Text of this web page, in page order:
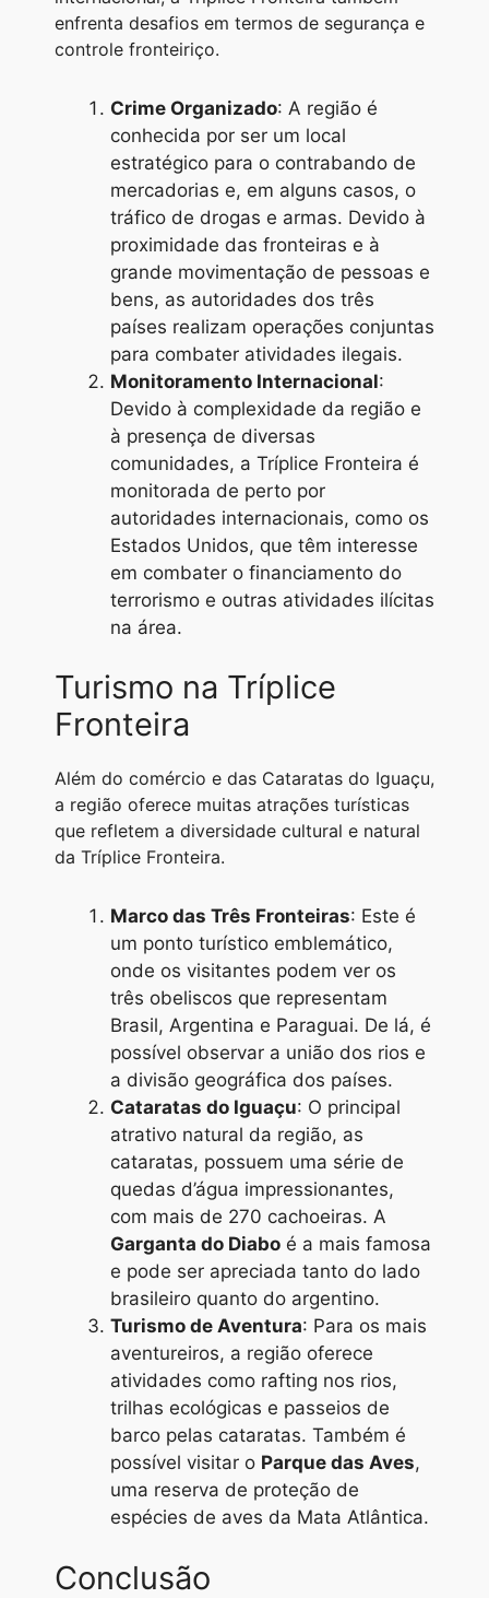
enfrenta desafios em termos de segurança e
controle fronteiriço.
Crime Organizado: A região é
conhecida por ser um local
estratégico para o contrabando de
mercadorias e, em alguns casos, o
tráfico de drogas e armas. Devido à
proximidade das fronteiras e à
grande movimentação de pessoas e
bens, as autoridades dos três
países realizam operações conjuntas
para combater atividades ilegais.
Monitoramento Internacional:
Devido à complexidade da região e
à presença de diversas
comunidades, a Tríplice Fronteira é
monitorada de perto por
autoridades internacionais, como os
Estados Unidos, que têm interesse
em combater o financiamento do
terrorismo e outras atividades ilícitas
na área.
Turismo na Tríplice
Fronteira
Além do comércio e das Cataratas do Iguaçu,
a região oferece muitas atrações turísticas
que refletem a diversidade cultural e natural
da Tríplice Fronteira.
Marco das Três Fronteiras: Este é
um ponto turístico emblemático,
onde os visitantes podem ver os
três obeliscos que representam
Brasil, Argentina e Paraguai. De lá, é
possível observar a união dos rios e
a divisão geográfica dos países.
Cataratas do Iguaçu: O principal
atrativo natural da região, as
cataratas, possuem uma série de
quedas d’água impressionantes,
com mais de 270 cachoeiras. A
Garganta do Diabo é a mais famosa
e pode ser apreciada tanto do lado
brasileiro quanto do argentino.
Turismo de Aventura: Para os mais
aventureiros, a região oferece
atividades como rafting nos rios,
trilhas ecológicas e passeios de
barco pelas cataratas. Também é
possível visitar o Parque das Aves,
uma reserva de proteção de
espécies de aves da Mata Atlântica.
Conclusão